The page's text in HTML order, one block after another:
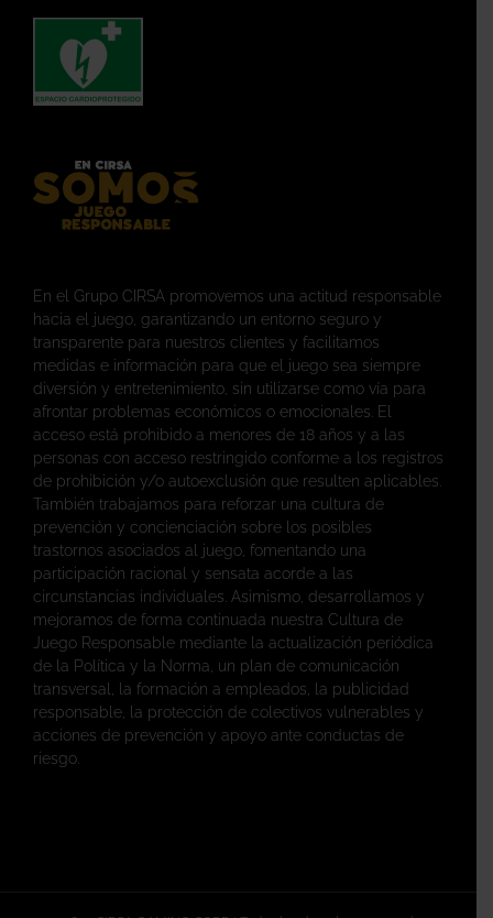
En el Grupo CIRSA promovemos una actitud responsable
hacia el juego, garantizando un entorno seguro y
transparente para nuestros clientes y facilitamos
medidas e información para que el juego sea siempre
diversión y entretenimiento, sin utilizarse como vía para
afrontar problemas económicos o emocionales. El
acceso está prohibido a menores de 18 años y a las
personas con acceso restringido conforme a los registros
de prohibición y/o autoexclusión que resulten aplicables.
También trabajamos para reforzar una cultura de
prevención y concienciación sobre los posibles
trastornos asociados al juego, fomentando una
participación racional y sensata acorde a las
circunstancias individuales. Asimismo, desarrollamos y
mejoramos de forma continuada nuestra Cultura de
Juego Responsable mediante la actualización periódica
de la Política y la Norma, un plan de comunicación
transversal, la formación a empleados, la publicidad
responsable, la protección de colectivos vulnerables y
acciones de prevención y apoyo ante conductas de
riesgo.